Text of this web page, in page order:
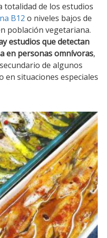
totalidad de los estudios
B12 o niveles bajos de
población vegetariana.
estudios que detectan
en personas omnívoras,
de algunos
en situaciones especiales